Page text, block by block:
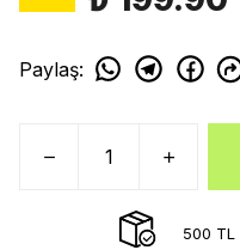
Paylaş:
500 TL